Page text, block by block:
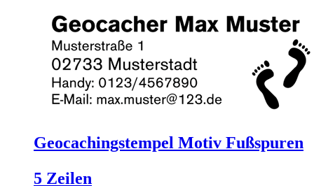
Geocachingstempel Motiv Fußspuren
5 Zeilen